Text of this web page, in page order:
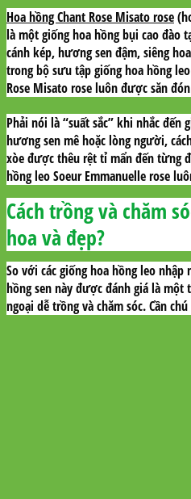
Hoa hồngChant Rose Misato rose
là một giống hoa hồng bụi cao đào
cánh kép, hương sen đậm, siêng
trong bộ sưu tập giống hoa hồng
Rose Misato rose luôn được săn
Phải nói là “suất sắc” khi nhắc đến
hương sen mê hoặc lòng người,
xòe được thêu rệt tỉ mẩn đến từng
hồng leo Soeur Emmanuelle rose
Cách trồng và chăm
hoa và đẹp?
So với các giống hoa hồng leo
hồng sen này được đánh giá là một
ngoại dễ trồng và chăm sóc. Cần